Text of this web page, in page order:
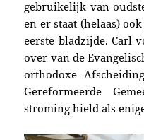
gebruikelijk van
en er staat (helaas)
eerste bladzijde. Carl
over van de
orthodoxe
Gereformeerde
stroming hield als